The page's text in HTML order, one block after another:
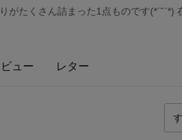
がたくさん詰まった1点ものです(*´˘`*)
ュー レター